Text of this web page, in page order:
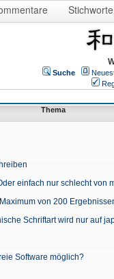
Stichworte
Suche
Thema
einfach nur schlecht von
von 200
Schriftart wird nur auf
Software möglich?